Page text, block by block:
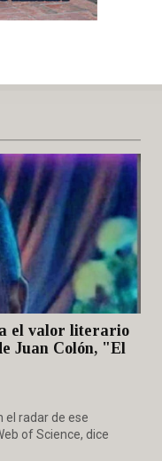
el valor literario
Juan Colón, "El
el radar de ese
of Science, dice